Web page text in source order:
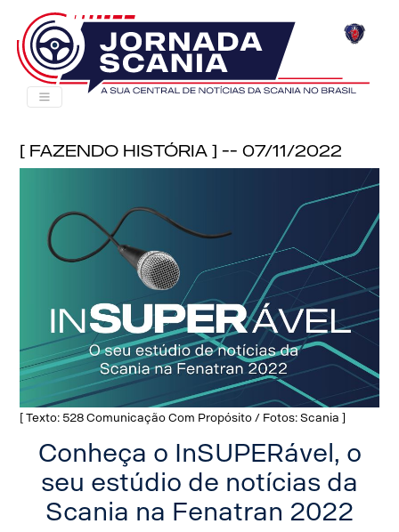
[ Fazendo História ] -- 07/11/2022
[ Texto: 528 Comunicação Com Propósito / Fotos: Scania ]
Conheça o InSUPERável, o
seu estúdio de notícias da
Scania na Fenatran 2022